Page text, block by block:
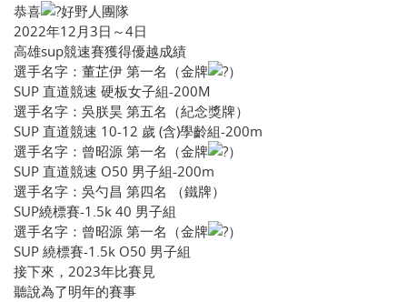
恭喜
好野人團隊
2022年12月3日～4日
高雄sup競速賽獲得優越成績
選手名字：董芷伊 第一名（金牌
）
SUP 直道競速 硬板女子組-200M
選手名字：吳朕昊 第五名（紀念獎牌）
SUP 直道競速 10-12 歲 (含)學齡組-200m
選手名字：曾昭源 第一名（金牌
）
SUP 直道競速 O50 男子組-200m
選手名字：吳勺昌 第四名 （鐵牌）
SUP繞標賽-1.5k 40 男子組
選手名字：曾昭源 第一名（金牌
）
SUP 繞標賽-1.5k O50 男子組
接下來，2023年比賽見
聽說為了明年的賽事